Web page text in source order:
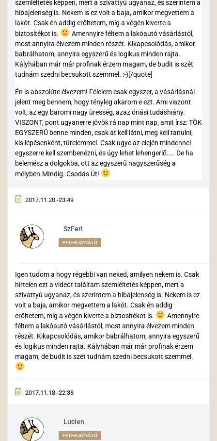
szemléltetés képpen, mert a szivattyú ugyanaz, és szerintem a
hibajelenség is. Nekem is ez volt a baja, amikor megvettem a
lakót. Csak én addig erőltetem, míg a végén kiverte a
biztosítékot is.
Amennyire féltem a lakóautó vásárlástól,
most annyira élvezem minden részét. Kikapcsolódás, amikor
babrálhatom, annyira egyszerű és logikus minden rajta.
Kályhában már már profinak érzem magam, de budit is szét
tudnám szedni becsukott szemmel. :-)[/quote]
Én is abszolúte élvezem! Félelem csak egyszer, a vásárlásnál
jelent meg bennem, hogy tényleg akarom e ezt. Ami viszont
volt, az egy baromi nagy üresség, azaz óriási tudáshiány.
VISZONT, pont ugyanerre jövök rá nap mint nap, amit írsz: TÖK
EGYSZERŰ benne minden, csak át kell látni, meg kell tanulni,
kis lépésenként, türelemmel. Csak ugye az elején mindennel
egyszerre kell szembenézni, és úgy lehet lehengerlő….. De ha
belemész a dolgokba, ott az egyszerű nagyszerűség a
mélyben.MIndig. Csodás Út!
2017.11.20.-23:49
SzFeri
FELHASZNÁLÓ
Igen tudom a hogy régebbi van neked, amilyen nekem is. Csak
hirtelen ezt a videót találtam szemléltetés képpen, mert a
szivattyú ugyanaz, és szerintem a hibajelenség is. Nekem is ez
volt a baja, amikor megvettem a lakót. Csak én addig
erőltetem, míg a végén kiverte a biztosítékot is.
Amennyire
féltem a lakóautó vásárlástól, most annyira élvezem minden
részét. Kikapcsolódás, amikor babrálhatom, annyira egyszerű
és logikus minden rajta. Kályhában már már profinak érzem
magam, de budit is szét tudnám szedni becsukott szemmel.
2017.11.18.-22:38
Lucien
FELHASZNÁLÓ